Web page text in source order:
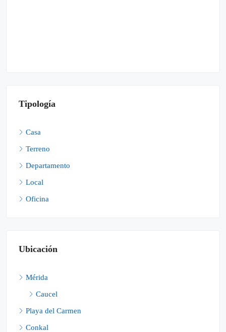
Tipología
Casa
Terreno
Departamento
Local
Oficina
Ubicación
Mérida
Caucel
Playa del Carmen
Conkal